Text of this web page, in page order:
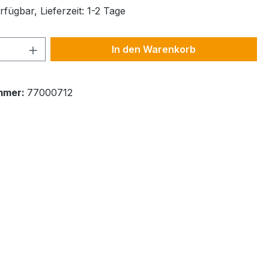
Lieferzeit: 1-2 Tage
Anzahl: Gib den gewünschten Wert
In den Warenkorb
77000712